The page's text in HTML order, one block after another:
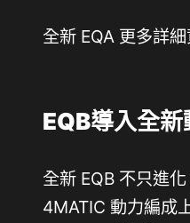
全新 EQA 更多詳
EQB導入全新
全新 EQB 不只進
4MATIC 動力編成